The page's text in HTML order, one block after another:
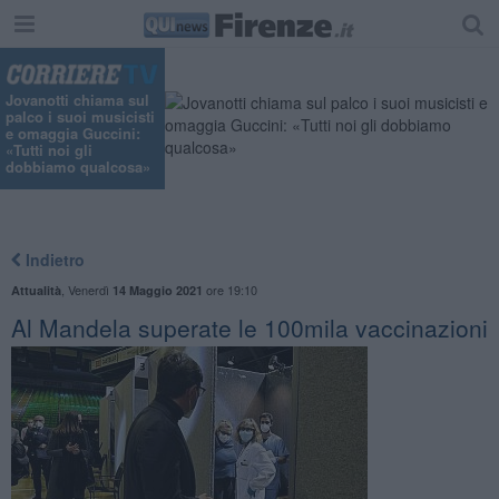
Jovanotti chiama sul
palco i suoi musicisti
e omaggia Guccini:
«Tutti noi gli
dobbiamo qualcosa»
Indietro
Attualità Venerdì 14 Maggio 2021 ore 19:10
Al Mandela superate le 100mila vaccinazioni